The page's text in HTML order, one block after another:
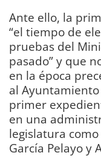
Ante ello, la
“el tiempo de
pruebas del
pasado” y que
en la época
al
primer
en una
legislatura
García Pelayo y